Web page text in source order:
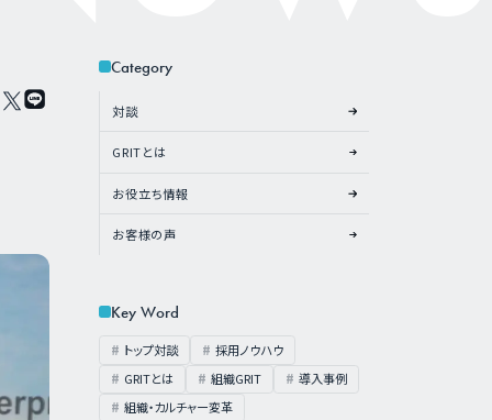
Category
対談
GRITとは
お役立ち情報
お客様の声
Key Word
トップ対談
採用ノウハウ
GRITとは
組織GRIT
導入事例
組織・カルチャー変革